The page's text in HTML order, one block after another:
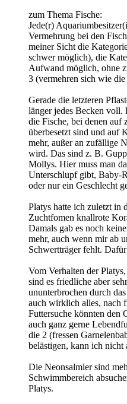
zum Thema Fische:
Jede(r)
Vermehrung bei den
meiner Sicht die
schwer möglich), die
Aufwand möglich, ohne
3 (vermehren sich wie
Gerade die letzteren
länger jedes Becken
die Fische, bei denen auf
überbesetzt sind und auf
mehr, außer an zufällige
wird. Das sind z. B.
Mollys. Hier muss man
Unterschlupf gibt, Baby-
oder nur ein Geschlecht
Platys hatte ich zuletzt in
Zuchtfomen knallrote
Damals gab es noch
mehr, auch wenn mir ab
Schwertträger fehlt.
Vom Verhalten der
sind es friedliche aber
ununterbrochen durch
auch wirklich alles, nach
Futtersuche könnten den
auch ganz gerne
die 2 (fressen
belästigen, kann ich nicht
Die Neonsalmler sind
Schwimmbereich
Platys.